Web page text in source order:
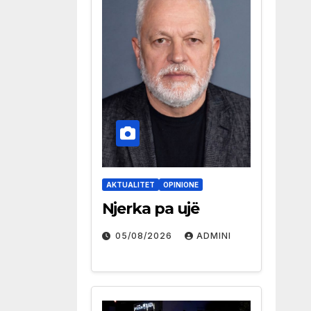
AKTUALITET OPINIONE
Njerka pa ujë
05/08/2026 ADMINI